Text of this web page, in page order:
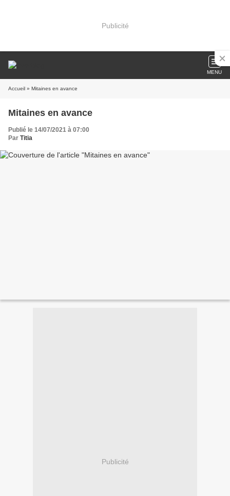
Publicité
MENU
Accueil » Mitaines en avance
Mitaines en avance
Publié le 14/07/2021 à 07:00
Par Titia
Publicité